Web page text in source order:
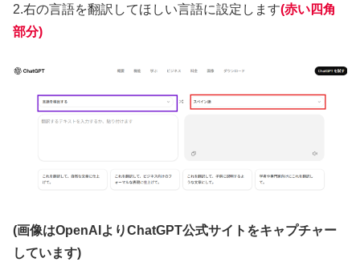
2.右の言語を翻訳してほしい言語に設定します(赤い四角
部分)
(画像はOpenAIよりChatGPT公式サイトをキャプチャー
しています)